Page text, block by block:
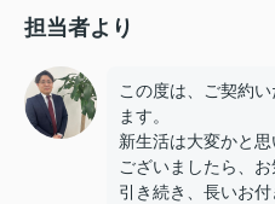
担当者より
この度は、ご契約
ます。
新生活は大変かと
ございましたら、
引き続き、長いお